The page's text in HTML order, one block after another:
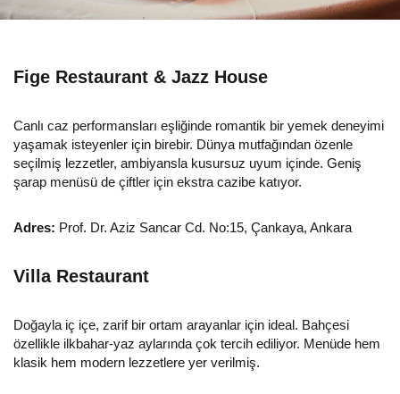
Fige Restaurant & Jazz House
Canlı caz performansları eşliğinde romantik bir yemek deneyimi
yaşamak isteyenler için birebir. Dünya mutfağından özenle
seçilmiş lezzetler, ambiyansla kusursuz uyum içinde. Geniş
şarap menüsü de çiftler için ekstra cazibe katıyor.
Adres: Prof. Dr. Aziz Sancar Cd. No:15, Çankaya, Ankara
Villa Restaurant
Doğayla iç içe, zarif bir ortam arayanlar için ideal. Bahçesi
özellikle ilkbahar-yaz aylarında çok tercih ediliyor. Menüde hem
klasik hem modern lezzetlere yer verilmiş.